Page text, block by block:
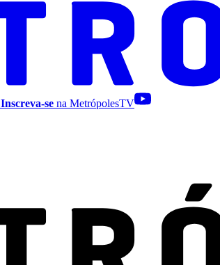
Inscreva-se na MetrópolesTV